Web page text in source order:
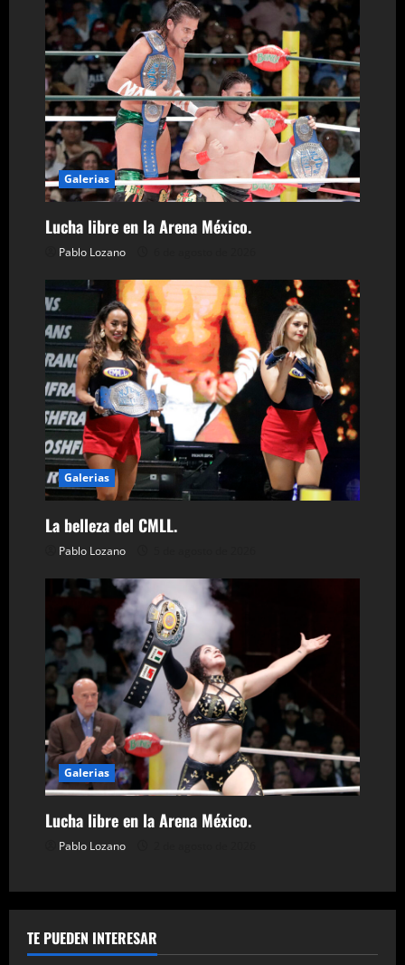
i
ó
n
d
e
e
n
t
r
a
d
a
s
Galerias
Lucha libre en la Arena México.
Pablo Lozano
Galerias
La belleza del CMLL.
Pablo Lozano
Galerias
Lucha libre en la Arena México.
Pablo Lozano
TE PUEDEN INTERESAR